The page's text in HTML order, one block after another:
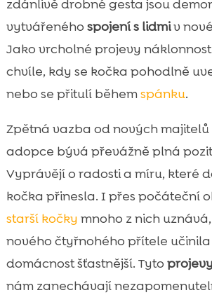
zdánlivě drobné gesta jsou
vytvářeného spojení s lidmiv
Jako vrcholné projevy
chvíle, kdy se kočka pohodlně
nebo se přitulí běhemspánku.
Zpětná vazba od nových
adopce bývá převážně plná
Vyprávějí o radosti a míru, které
kočka přinesla. I přes počáteční
starší kočky mnoho z nich
nového čtyřnohého přítele
domácnost šťastnější. Tyto
nám zanechávají